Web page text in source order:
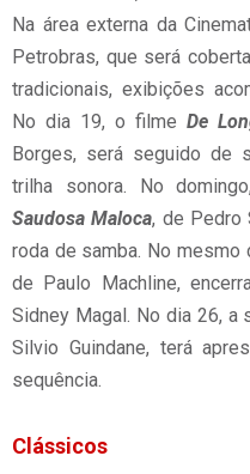
Na área externa da
Petrobras, que será
tradicionais, exibições
No dia 19, o filme De
Borges, será seguido de
trilha sonora. No
Saudosa Maloca, de Pedro
roda de samba. No mesmo
de Paulo Machline,
Sidney Magal. No dia 26,
Silvio Guindane, terá
sequência.
Clássicos